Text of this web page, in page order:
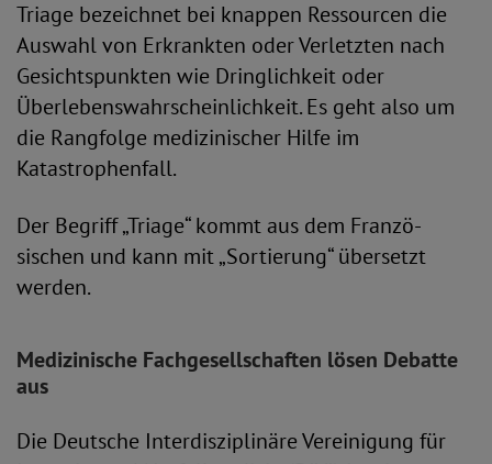
Triage bezeichnet bei knappen Ressourcen die
Auswahl von Erkrankten oder Verletzten nach
Gesichtspunkten wie Dringlichkeit oder
Überlebenswahrscheinlichkeit. Es geht also um
die Rangfolge medizinischer Hilfe im
Katastrophenfall.
Der Begriff „Triage“ kommt aus dem Franzö­
sischen und kann mit „Sortierung“ übersetzt
werden.
Medizinische Fachgesellschaften lösen Debatte
aus
Die Deutsche Interdisziplinäre Vereinigung für